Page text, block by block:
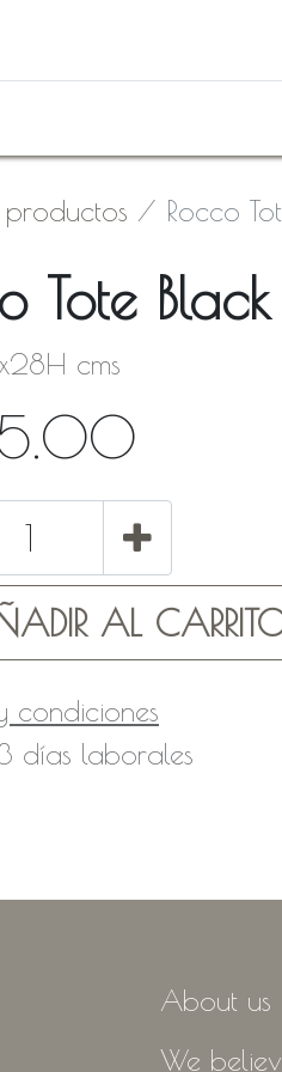
productos Rocco
Tote Black
cms
AL
condiciones
días laborales
About us
We